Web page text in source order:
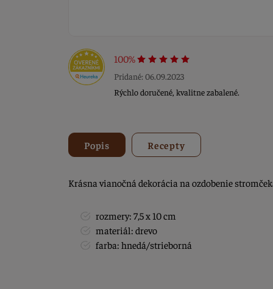
100%
Pridané: 06.09.2023
Rýchlo doručené, kvalitne zabalené.
Popis Recepty
Krásna vianočná dekorácia na ozdobenie
rozmery: 7,5 x 10 cm
materiál: drevo
farba: hnedá/strieborná